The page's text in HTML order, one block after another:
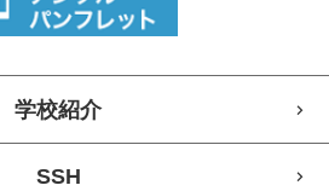
学校紹介
SSH